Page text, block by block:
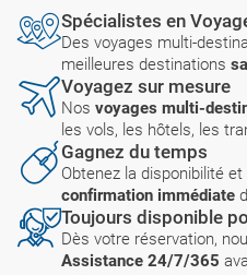
Spécialistes en
Des voyages multi-
meilleures destinations
Voyagez sur mesure
Nos voyages multi-
les vols, les hôtels, les
Gagnez du temps
Obtenez la disponibilité
confirmation immédiate
Toujours disponible
Dès votre réservation,
Assistance 24/7/365